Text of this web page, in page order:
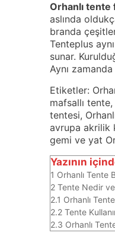
Orhanlı tente
aslında
branda
Tenteplus
sunar.
Aynı
Etiketler:
mafsallı
tentesi,
avrupa akrilik
gemi ve yat
Yazının
1 Orhanlı Tente
2 Tente Nedir
2.1 Orhanlı
2.2 Tente
2.3 Orhanlı